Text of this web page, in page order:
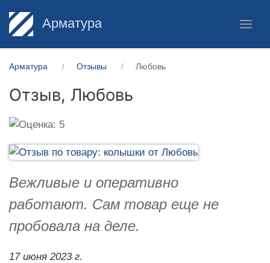
Арматура
Арматура Отзывы Любовь
Отзыв, Любовь
Вежливые и оперативно
работают. Сам товар еще не
пробовала на деле.
17 июня 2023 г.